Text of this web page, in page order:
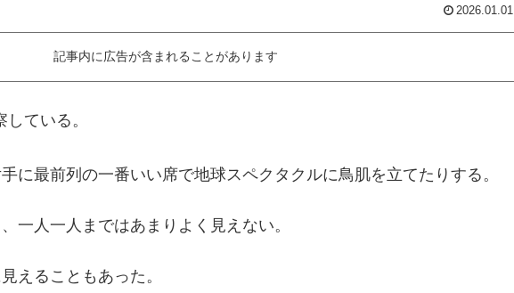
2026.01.01
記事内に広告が含まれることがあります
ている。
に最前列の一番いい席で地球スペクタクルに鳥肌を立てたりする。
一人一人まではあまりよく見えない。
えることもあった。